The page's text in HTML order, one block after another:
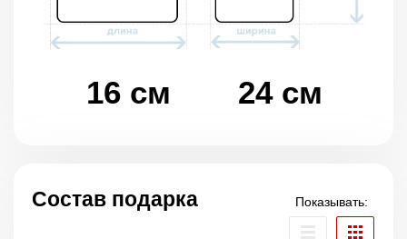
16 см 24 см
Состав подарка Показывать: